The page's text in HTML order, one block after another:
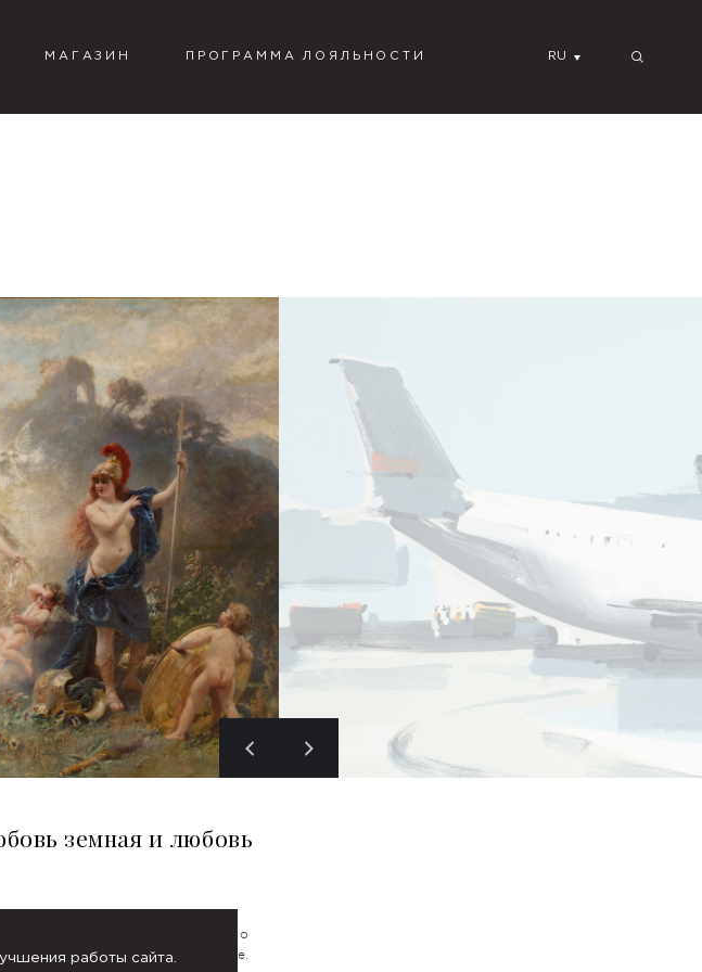
МАГАЗИН ПРОГРАММА ЛОЯЛЬНОСТИ RU
земная и любовь
поддержке своего многолетнего
и Владимир Маковские.
работы сайта.